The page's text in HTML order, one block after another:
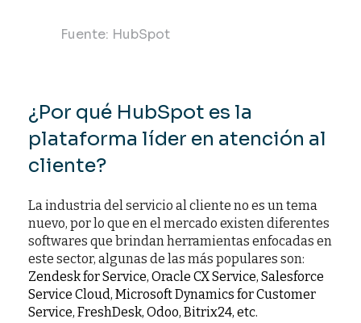
Fuente: HubSpot
¿Por qué HubSpot es la
plataforma líder en atención al
cliente?
La industria del servicio al cliente no es un tema
nuevo, por lo que en el mercado existen diferentes
softwares que brindan herramientas enfocadas en
este sector, algunas de las más populares son:
Zendesk for Service, Oracle CX Service, Salesforce
Service Cloud, Microsoft Dynamics for Customer
Service, FreshDesk, Odoo, Bitrix24, etc.